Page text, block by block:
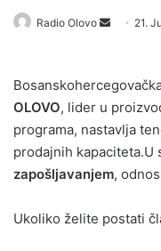
Radio Olovo
Send 21.
OLOVO, lider u
programa, nastavlja
prodajnih kapaciteta.U
zapošljavanjem,
Ukoliko želite postati